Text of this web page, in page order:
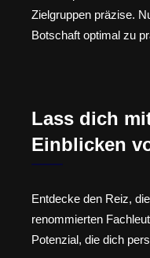
Zielgruppen präzise.
Botschaft optimal zu
Lass dich
Einblicken
Entdecke den Reiz,
renommierten
Potenzial, die dich